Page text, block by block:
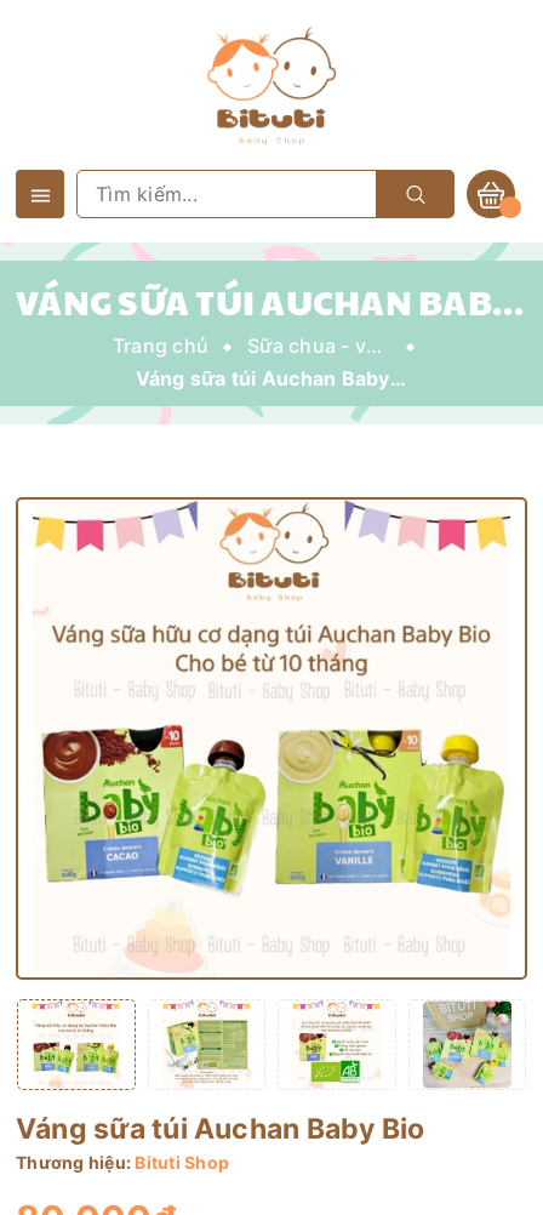
VÁNG SỮA TÚI AUCHAN BABY BIO
Trang chủ
Sữa chua - váng sữa - trái cây nghiền
Váng sữa túi Auchan Baby Bio
Váng sữa túi Auchan Baby Bio
Thương hiệu: Bituti Shop